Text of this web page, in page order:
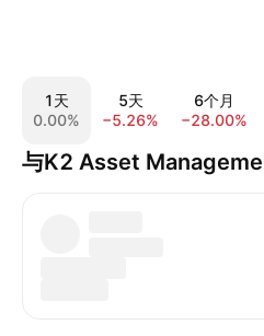
1天
0.00%
5天
−5.26%
6个月
−28.00%
与K2 Asset